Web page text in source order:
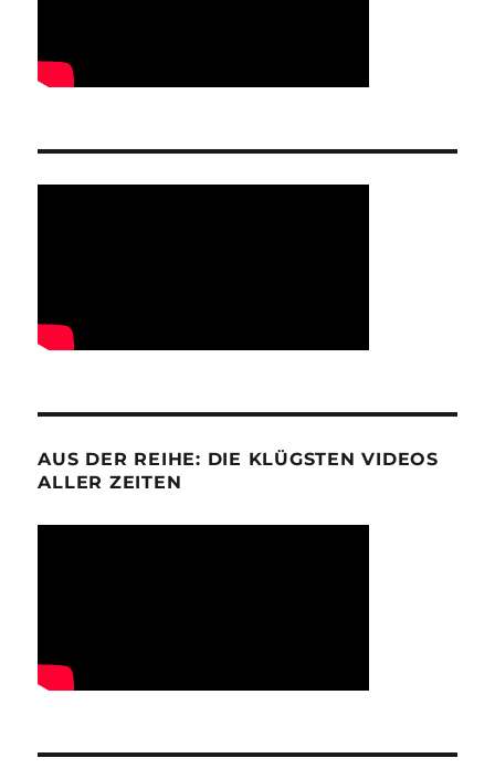
AUS DER REIHE: DIE KLÜGSTEN VIDEOS
ALLER ZEITEN